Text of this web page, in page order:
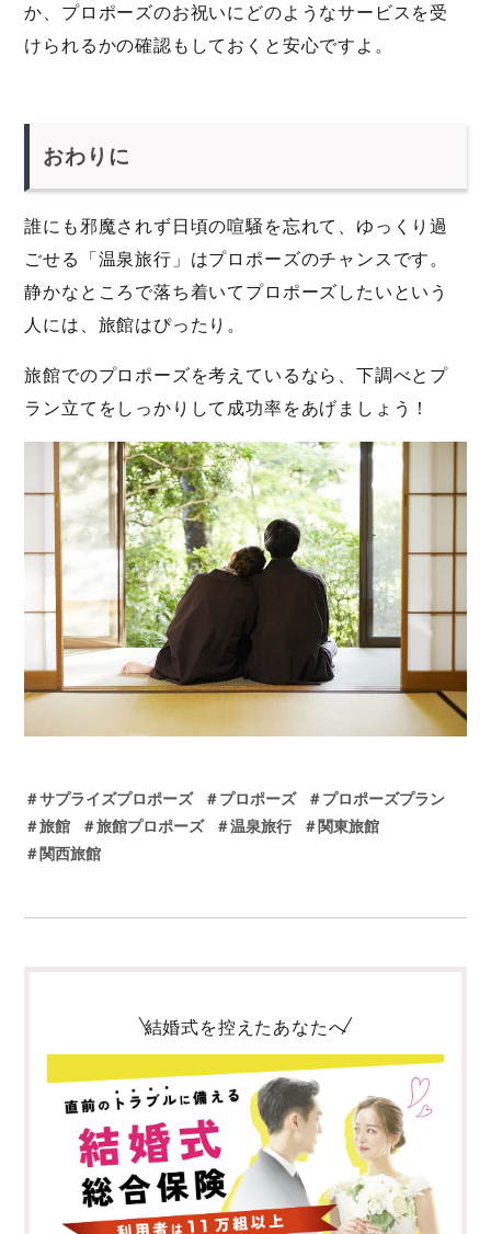
か、プロポーズのお祝いにどのようなサービスを受
けられるかの確認もしておくと安心ですよ。
おわりに
誰にも邪魔されず日頃の喧騒を忘れて、ゆっくり過
ごせる「温泉旅行」はプロポーズのチャンスです。
静かなところで落ち着いてプロポーズしたいという
人には、旅館はぴったり。
旅館でのプロポーズを考えているなら、下調べとプ
ラン立てをしっかりして成功率をあげましょう！
＃サプライズプロポーズ ＃プロポーズ
＃プロポーズプラン
＃旅館
＃旅館プロポーズ ＃温泉旅行
＃関東旅館
＃関西旅館
結婚式を控えたあなたへ